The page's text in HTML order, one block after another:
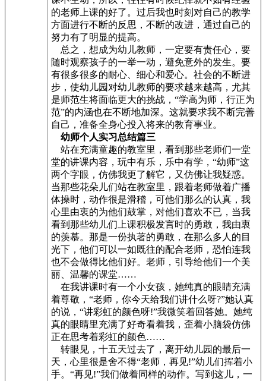
的老师上课的好了。过后我也时刻对自己的教学
方面进行不断的反思，不断的改进，通过自己的
努力有了明显的提高。
总之，想成为幼儿教师，一定要有责任心，要
随时观察孩子的一举一动，避免意外的发生。要
有很多很多的耐心、细心和爱心。社会的不断进
步，使幼儿园对幼儿教师的要求越来越高，尤其
是师范生将面临更大的挑战，“学高为师，行正为
范”的内涵也在不断地加深。这就要求我不断完善
自己，准备全身心投入将来的教育事业。
幼师个人实习总结篇三
站在充满童趣的教室里，看到那些老师们一堂
堂的讲课内容，玩中有乐，乐中有学，“幼师”这
两个字眼，仿佛我更了解它，又仿佛让我疑惑。
当那些花朵儿们站在教室里，跟着老师做着广播
体操时，动作很是滑稽，可他们那么的认真，我
心里由衷的为他们鼓掌，对他们喜欢不已，当我
看到那些幼儿们上课积极发言时的勇敢，我由衷
的羡慕。那是一份执著的勇敢，在那么多人的目
光下，他们可以一如既往的配合老师，恐怕连我
也不会做得比他们好。老师，引导给他们一个美
丽、温馨的课堂……
在我讲课时有一个小女孩，她纯真的眼睛充满
着尊敬，“老师，你今天给我们讲什么呀?”她认真
的说，“讲彩虹的颜色呀!”我微笑着回答她。她纯
真的眼睛里充满了好奇看着我，歪着小脑袋仿佛
正在思考着彩虹的颜色……
转眼见，十五天过去了，离开幼儿园的最后一
天，心里很是舍不得“老师，再见!”幼儿们挥着小
手。“再见!”我们做着同样的动作。写到这儿，一